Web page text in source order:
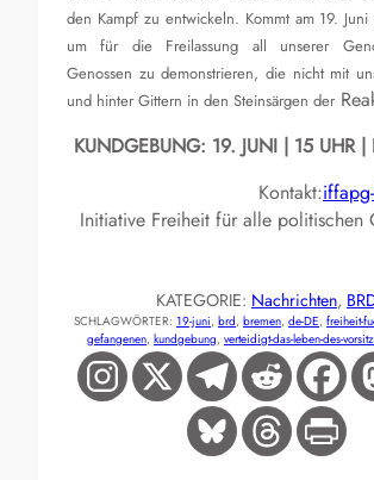
den Kampf zu entwickeln. Kommt am 19.
um für die Freilassung all unserer
Genossen zu demonstrieren, die nicht mit
und hinter Gittern in den Steinsärgen der
KUNDGEBUNG: 19. JUNI | 15 UHR |
Kontakt:
Initiative Freiheit für alle politischen
KATEGORIE: Nachrichten,
SCHLAGWÖRTER: 19-juni, brd, bremen, de-DE, freiheit-
gefangenen, kundgebung, verteidigt-das-leben-des-